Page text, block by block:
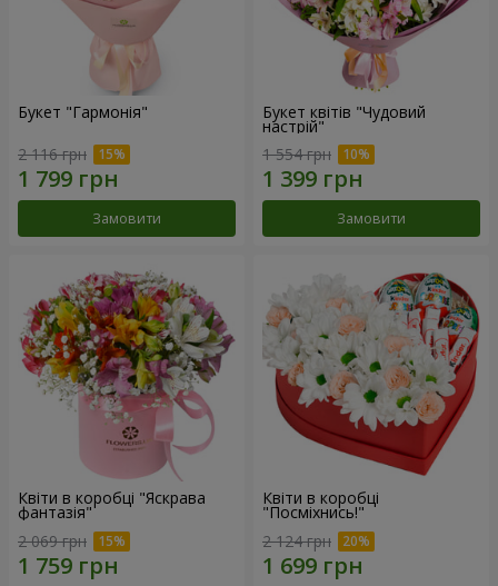
Букет "Гармонія"
2 116 грн
Замовити
Букет квітів "Чудовий
настрій"
1 554 грн
Замовити
Квіти в коробці "Яскрава
фантазія"
2 069 грн
Квіти в коробці
"Посміхнись!"
2 124 грн